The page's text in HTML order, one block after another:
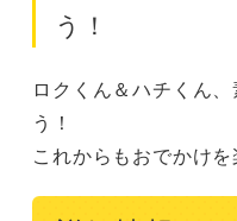
う！
ロクくん＆ハチくん
う！
これからもおでかけ